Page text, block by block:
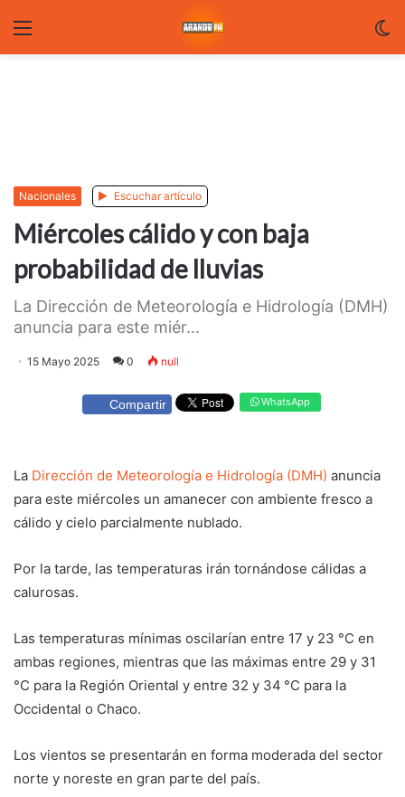
Nacionales Escuchar artículo
Miércoles cálido y con baja
probabilidad de lluvias
La Dirección de Meteorología e Hidrología (DMH)
anuncia para este miér...
15 Mayo 2025 0 null
Compartir WhatsApp
La Dirección de Meteorología e Hidrología (DMH) anuncia
para este miércoles un amanecer con ambiente fresco a
cálido y cielo parcialmente nublado.
Por la tarde, las temperaturas irán tornándose cálidas a
calurosas.
Las temperaturas mínimas oscilarían entre 17 y 23 °C en
ambas regiones, mientras que las máximas entre 29 y 31
°C para la Región Oriental y entre 32 y 34 °C para la
Occidental o Chaco.
Los vientos se presentarán en forma moderada del sector
norte y noreste en gran parte del país.